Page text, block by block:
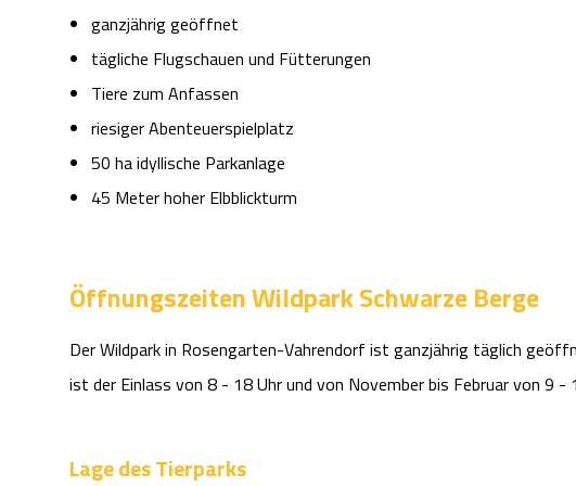
ganzjährig geöffnet
tägliche Flugschauen und Fütterungen
Tiere zum Anfassen
riesiger Abenteuerspielplatz
50 ha idyllische Parkanlage
45 Meter hoher Elbblickturm
Öffnungszeiten Wildpark Schwarze Berge
Der Wildpark in Rosengarten-Vahrendorf ist ganzjährig täglich
ist der Einlass von 8 - 18 Uhr und von November bis Februar von 9 -
Lage des Tierparks